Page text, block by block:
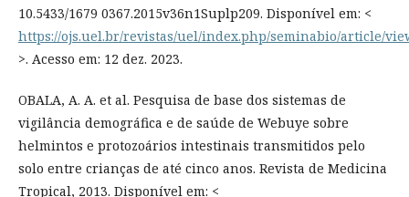
10.5433/1679 0367.2015v36n1Suplp209. Disponível em: <
https://ojs.uel.br/revistas/uel/index.php/seminabio/article/
>. Acesso em: 12 dez. 2023.
OBALA, A. A. et al. Pesquisa de base dos sistemas de
vigilância demográfica e de saúde de Webuye sobre
helmintos e protozoários intestinais transmitidos pelo
solo entre crianças de até cinco anos. Revista de Medicina
Tropical, 2013. Disponível em: <